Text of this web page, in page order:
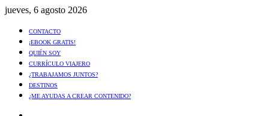
jueves, 6 agosto 2026
CONTACTO
¡EBOOK GRATIS!
QUIÉN SOY
CURRÍCULO VIAJERO
¿TRABAJAMOS JUNTOS?
DESTINOS
¿ME AYUDAS A CREAR CONTENIDO?